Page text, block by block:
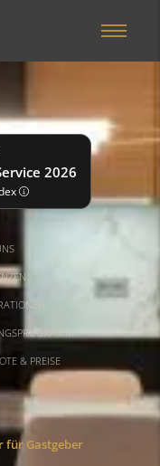
2026
& PREISE
für Gastgeber